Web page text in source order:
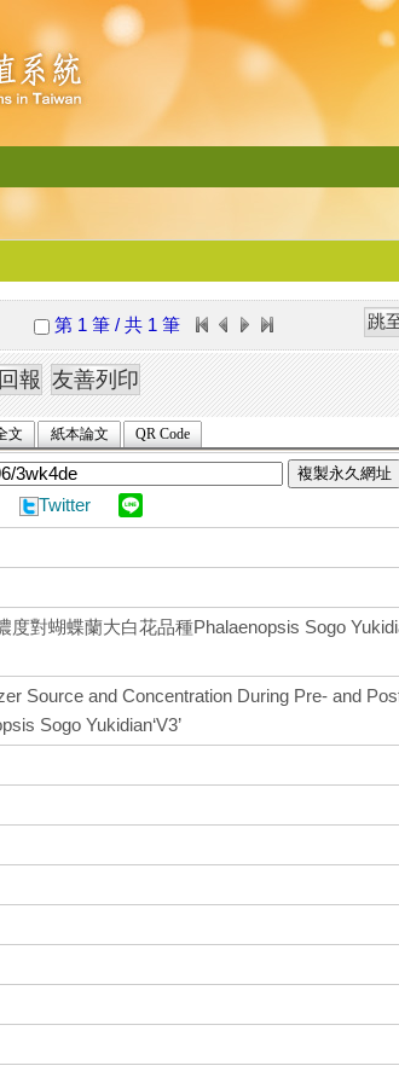
第 1 筆 / 共 1 筆
文 紙本論文 QR Code
複製永久網址
Twitter
對蝴蝶蘭大白花品種Phalaenopsis Sogo
Source and Concentration During Pre- and
Sogo Yukidian‘V3’